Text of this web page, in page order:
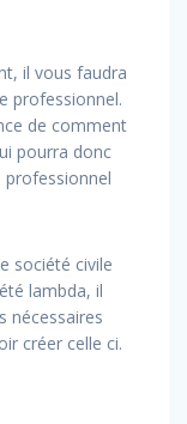
il vous faudra
professionnel.
de comment
pourra donc
professionnel
société civile
lambda, il
nécessaires
créer celle ci.